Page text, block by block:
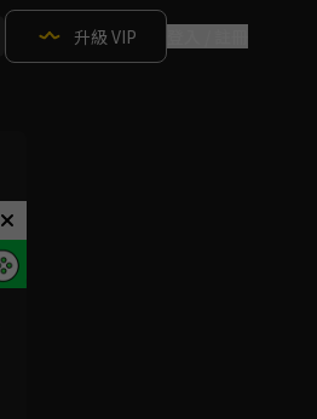
升級 VIP